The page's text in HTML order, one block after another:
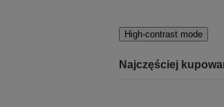
High-contrast mode
Najczęściej